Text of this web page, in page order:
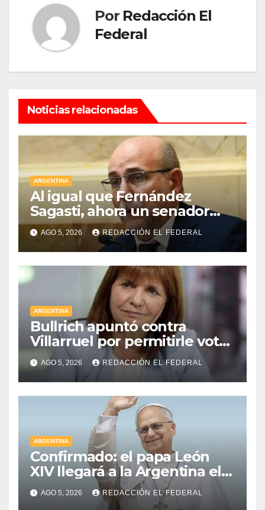
Por Redacción El
Federal
Noticias relacionadas
ARGENTINA
Al igual que Fernández
Sagasti, ahora un senador
radical pidió votar en forma
remota
AGO 5, 2026 REDACCIÓN EL FEDERAL
ARGENTINA
Bullrich apuntó contra
Villarruel por permitirle votar
a distancia a una senadora
kirchnerista: “Es un
mamarracho”
AGO 5, 2026 REDACCIÓN EL FEDERAL
ARGENTINA
Confirmado: el papa León
XIV llegará a la Argentina el 8
de noviembre y realizará una
histórica gira federal
AGO 5, 2026 REDACCIÓN EL FEDERAL